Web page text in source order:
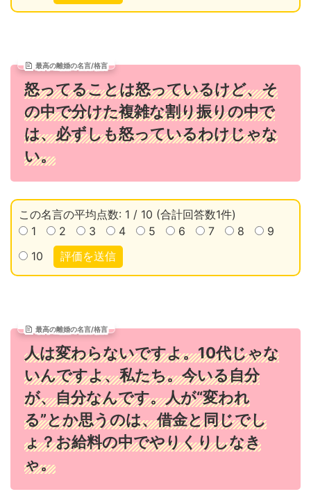
最高の離婚の名言/格言
怒ってることは怒っているけど、そ
の中で分けた複雑な割り振りの中で
は、必ずしも怒っているわけじゃな
い。
この名言の平均点数: 1 / 10 (合計回答数1件)
1
2 3 4 5 6 7 8
9
10
評価を送信
最高の離婚の名言/格言
人は変わらないですよ。10代じゃな
いんですよ、私たち。今いる自分
が、自分なんです。人が“変われ
る”とか思うのは、借金と同じでし
ょ？お給料の中でやりくりしなき
ゃ。